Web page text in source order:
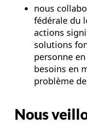
nous
fédérale du
actions
solutions
personne
besoins en
problème
Nous